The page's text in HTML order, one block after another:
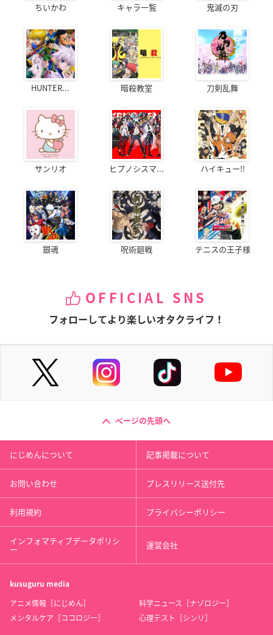
ちいかわ キャラ一覧 鬼滅の刃
HUNTER... 暗殺教室 刀剣乱舞
サンリオ ヒプノシスマ... ハイキュー!!
銀魂 呪術廻戦 テニスの王子様
OFFICIAL SNS
フォローしてより楽しいオタクライフ！
ページの先頭へ
にじめんについて 記事掲載について
お問い合わせ プレスリリース送付先
利用規約 プライバシーポリシー
インフォマティブデータポリシ
ー 運営会社
kusuguru media
アニメ情報［にじめん］
科学ニュース［ナゾロジー］
メンタルケア［ココロジー］
心理テスト［シンリ］